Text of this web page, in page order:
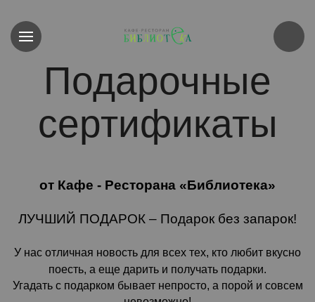
Подарочные
сертификаты
от Кафе - Ресторана «Библиотека»
ЛУЧШИЙ ПОДАРОК – Подарок без запарок!
У нас отличная новость для всех тех, кто любит вкусно
поесть, а еще дарить и получать подарки.
Угадать с подарком бывает непросто, а порой и совсем